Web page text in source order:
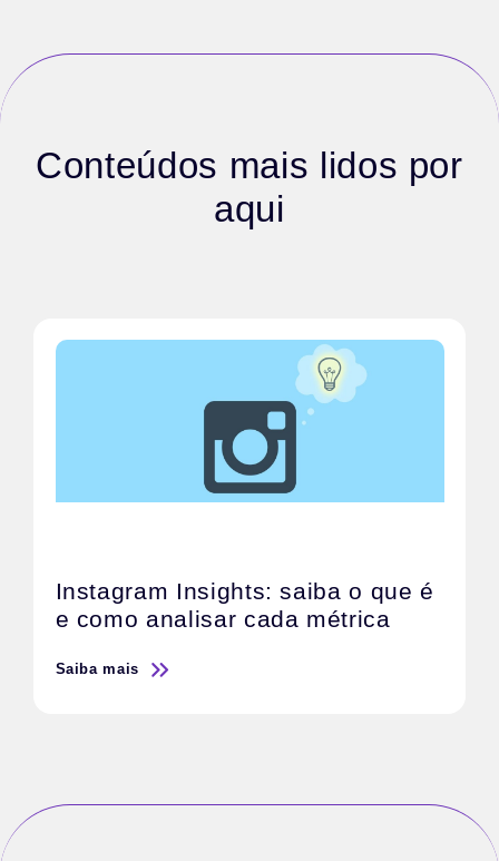
Conteúdos mais lidos por
aqui
Instagram Insights: saiba o que é
e como analisar cada métrica
Saiba mais